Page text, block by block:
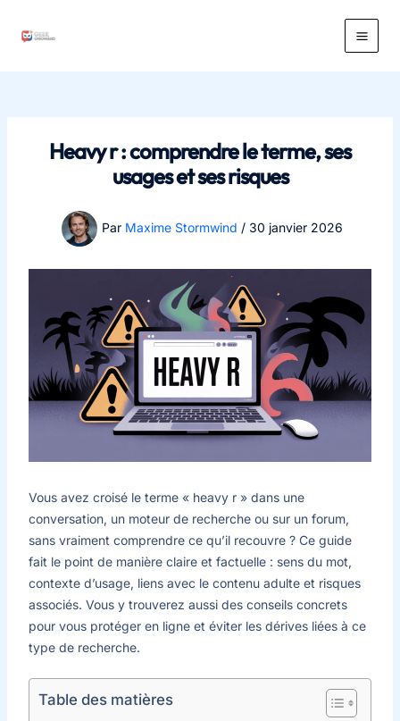
Main
Heavy r : comprendre le terme, ses
usages et ses risques
Par Maxime Stormwind / 30 janvier 2026
Vous avez croisé le terme « heavy r » dans une
conversation, un moteur de recherche ou sur un forum,
sans vraiment comprendre ce qu’il recouvre ? Ce guide
fait le point de manière claire et factuelle : sens du mot,
contexte d’usage, liens avec le contenu adulte et risques
associés. Vous y trouverez aussi des conseils concrets
pour vous protéger en ligne et éviter les dérives liées à ce
type de recherche.
Table des matières